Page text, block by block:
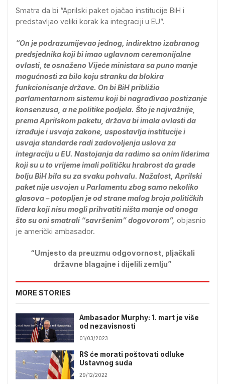
Smatra da bi “Aprilski paket ojačao institucije BiH i
predstavljao veliki korak ka integraciji u EU”.
“On je podrazumijevao jednog, indirektno izabranog
predsjednika koji bi imao uglavnom ceremonijalne
ovlasti, te osnaženo Vijeće ministara sa puno manje
mogućnosti za bilo koju stranku da blokira
funkcionisanje države. On bi BiH približio
parlamentarnom sistemu koji bi nagrađivao postizanje
konsenzusa, a ne politike podjela. Što je najvažnije,
prema Aprilskom paketu, država bi imala ovlasti da
izrađuje i usvaja zakone, uspostavlja institucije i
usvaja standarde radi zadovoljenja uslova za
integraciju u EU. Nastojanja da radimo sa onim liderima
koji su u to vrijeme imali političku hrabrost da grade
bolju BiH bila su za svaku pohvalu. Nažalost, Aprilski
paket nije usvojen u Parlamentu zbog samo nekoliko
glasova – potopljen je od strane malog broja političkih
lidera koji nisu mogli prihvatiti ništa manje od onoga
što su oni smatrali “savršenim” dogovorom”, objasnio
je američki ambasador.
“Umjesto da preuzmu odgovornost, pljačkali
državne blagajne i dijelili zemlju”
MORE STORIES
Ambasador Murphy: 1. mart je više
od nezavisnosti
01/03/2023
RS će morati poštovati odluke
Ustavnog suda
29/12/2022